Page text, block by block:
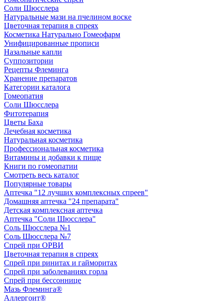
Соли Шюсслера
Натуральные мази на пчелином воске
Цветочная терапия в спреях
Косметика Натурально Гомеофарм
Унифицированные прописи
Назальные капли
Суппозитории
Рецепты Флеминга
Хранение препаратов
Категории каталога
Гомеопатия
Соли Шюсслера
Фитотерапия
Цветы Баха
Лечебная косметика
Натуральная косметика
Профессиональная косметика
Витамины и добавки к пище
Книги по гомеопатии
Смотреть весь каталог
Популярные товары
Аптечка "12 лучших комплексных спреев"
Домашняя аптечка "24 препарата"
Детская комплексная аптечка
Аптечка "Соли Шюсслера"
Соль Шюсслера №1
Соль Шюсслера №7
Спрей при ОРВИ
Цветочная терапия в спреях
Спрей при ринитах и гайморитах
Спрей при заболеваниях горла
Спрей при бессоннице
Мазь Флеминга®
Аллергоит®